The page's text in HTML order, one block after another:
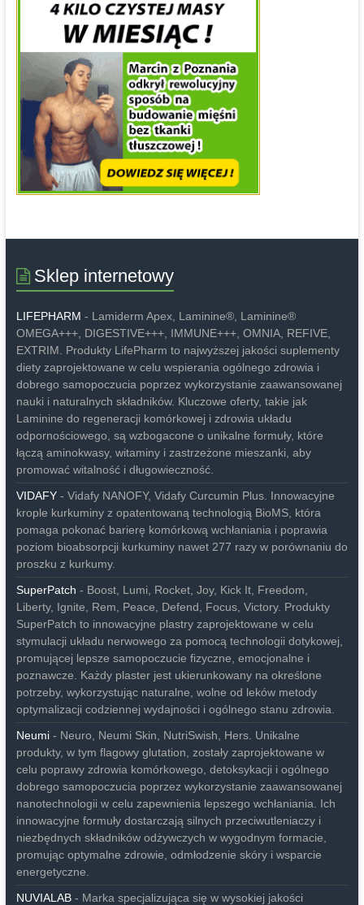
Sklep internetowy
LIFEPHARM - Lamiderm Apex, Laminine®, Laminine®
OMEGA+++, DIGESTIVE+++, IMMUNE+++, OMNIA, REFIVE,
EXTRIM. Produkty LifePharm to najwyższej jakości suplementy
diety zaprojektowane w celu wspierania ogólnego zdrowia i
dobrego samopoczucia poprzez wykorzystanie zaawansowanej
nauki i naturalnych składników. Kluczowe oferty, takie jak
Laminine do regeneracji komórkowej i zdrowia układu
odpornościowego, są wzbogacone o unikalne formuły, które
łączą aminokwasy, witaminy i zastrzeżone mieszanki, aby
promować witalność i długowieczność.
VIDAFY- Vidafy NANOFY, Vidafy Curcumin Plus. Innowacyjne
krople kurkuminy z opatentowaną technologią BioMS, która
pomaga pokonać barierę komórkową wchłaniania i poprawia
poziom bioabsorpcji kurkuminy nawet 277 razy w porównaniu do
proszku z kurkumy.
SuperPatch - Boost, Lumi, Rocket, Joy, Kick It, Freedom,
Liberty, Ignite, Rem, Peace, Defend, Focus, Victory. Produkty
SuperPatch to innowacyjne plastry zaprojektowane w celu
stymulacji układu nerwowego za pomocą technologii dotykowej,
promującej lepsze samopoczucie fizyczne, emocjonalne i
poznawcze. Każdy plaster jest ukierunkowany na określone
potrzeby, wykorzystując naturalne, wolne od leków metody
optymalizacji codziennej wydajności i ogólnego stanu zdrowia.
Neumi- Neuro, Neumi Skin, NutriSwish, Hers. Unikalne
produkty, w tym flagowy glutation, zostały zaprojektowane w
celu poprawy zdrowia komórkowego, detoksykacji i ogólnego
dobrego samopoczucia poprzez wykorzystanie zaawansowanej
nanotechnologii w celu zapewnienia lepszego wchłaniania. Ich
innowacyjne formuły dostarczają silnych przeciwutleniaczy i
niezbędnych składników odżywczych w wygodnym formacie,
promując optymalne zdrowie, odmłodzenie skóry i wsparcie
energetyczne.
NUVIALAB- Marka specjalizująca się w wysokiej jakości